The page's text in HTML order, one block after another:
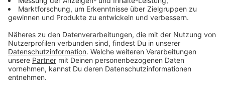
Du möchtest uns etwas sagen?